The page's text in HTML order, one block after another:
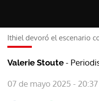
Ithiel devoró el escenario
Valerie Stoute -
07 de mayo 2025 - 20:37